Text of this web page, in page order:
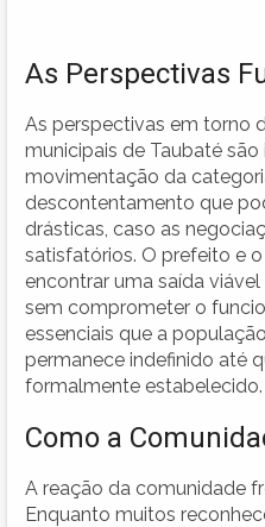
As Perspectivas
As perspectivas em torno
municipais de Taubaté
movimentação da
descontentamento que
drásticas, caso as
satisfatórios. O prefeito e
encontrar uma saída
sem comprometer o
essenciais que a
permanece indefinido até
formalmente estabelecido.
Como a
A reação da comunidade
Enquanto muitos